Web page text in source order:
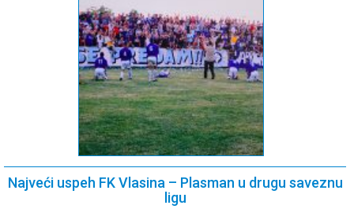
Najveći uspeh FK Vlasina – Plasman u drugu saveznu
ligu